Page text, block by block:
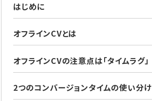
はじめに
オフラインCVとは
オフラインCVの注意点は「タイムラグ」
2つのコンバージョンタイムの使い分け